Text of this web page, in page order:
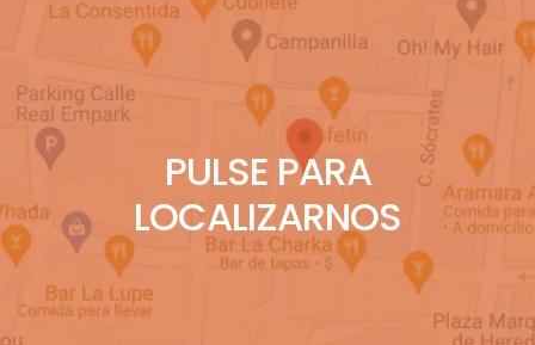
PULSE PARA
LOCALIZARNOS